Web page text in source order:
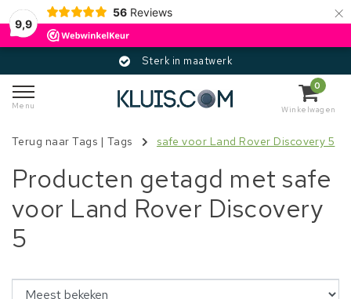
9,9
56 Reviews ×
Sterk in maatwerk
Menu
0
Winkelwagen
Terug naar Tags | Tags safe voor Land Rover Discovery 5
Producten getagd met safe
voor Land Rover Discovery
5